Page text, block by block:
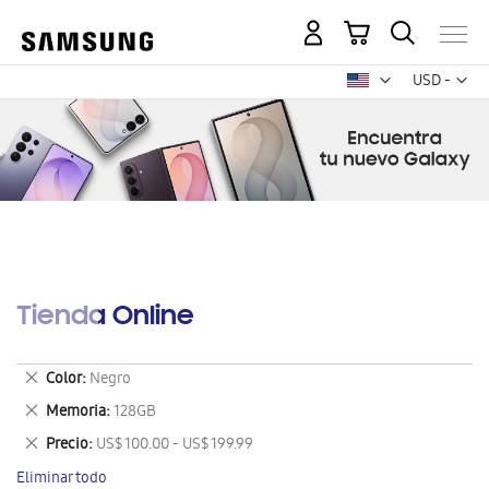
USD -
dólar
Mi carrito
Tienda Online
Color Negro
Eliminar
este
artículo
Memoria 128GB
Eliminar
este
artículo
Precio US$ 100.00 - US$ 199.99
Eliminar
este
Eliminar todo